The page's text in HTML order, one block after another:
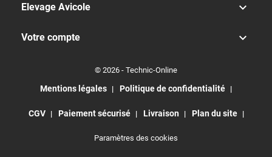
Elevage Avicole 
Votre compte 
© 2026 - Technic-Online
Mentions légales Politique de confidentialité
CGV Paiement sécurisé Livraison Plan du site
Paramètres des cookies